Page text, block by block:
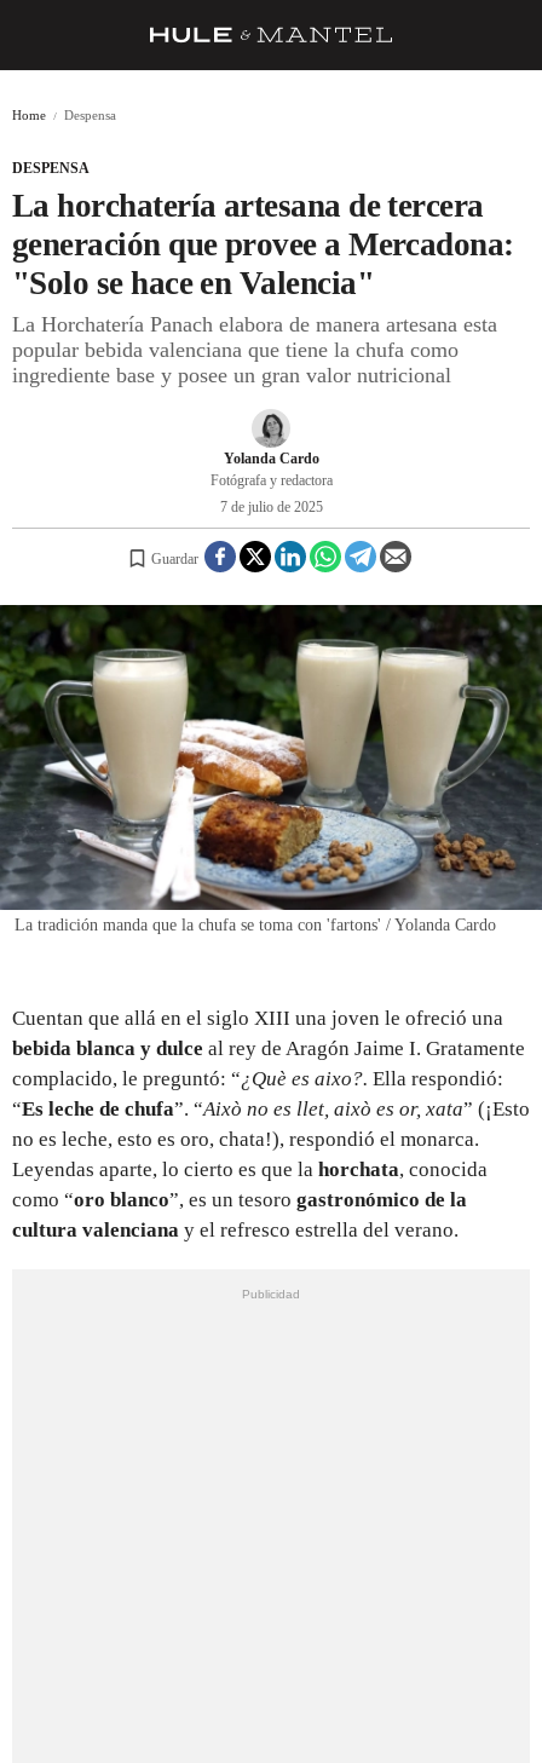
BARRAS Y ESTRELLAS
DÓNDE COMER
ÍDOLOS DE MESAS
CUADERNO DE VIAJE
REGISTRO
INICIAR SESIÓN
Home Despensa
DESPENSA
La horchatería artesana de tercera
generación que provee a Mercadona:
"Solo se hace en Valencia"
La Horchatería Panach elabora de manera artesana esta
popular bebida valenciana que tiene la chufa como
ingrediente base y posee un gran valor nutricional
Yolanda Cardo
Fotógrafa y redactora
7 de julio de 2025
Guardar
La tradición manda que la chufa se toma con 'fartons' / Yolanda Cardo
Cuentan que allá en el siglo XIII una joven le ofreció una
bebida blanca y dulce al rey de Aragón Jaime I. Gratamente
complacido, le preguntó: “¿Què es aixo?. Ella respondió:
“Es leche de chufa”. “Això no es llet, això es or, xata” (¡Esto
no es leche, esto es oro, chata!), respondió el monarca.
Leyendas aparte, lo cierto es que la horchata, conocida
como “oro blanco”, es un tesoro gastronómico de la
cultura valenciana y el refresco estrella del verano.